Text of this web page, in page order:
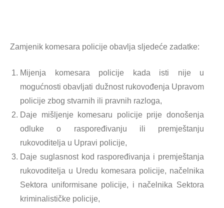
Zamjenik komesara policije obavlja sljedeće zadatke:
Mijenja komesara policije kada isti nije u
mogućnosti obavljati dužnost rukovođenja Upravom
policije zbog stvarnih ili pravnih razloga,
Daje mišljenje komesaru policije prije donošenja
odluke o raspoređivanju ili premještanju
rukovoditelja u Upravi policije,
Daje suglasnost kod raspoređivanja i premještanja
rukovoditelja u Uredu komesara policije, načelnika
Sektora uniformisane policije, i načelnika Sektora
kriminalističke policije,